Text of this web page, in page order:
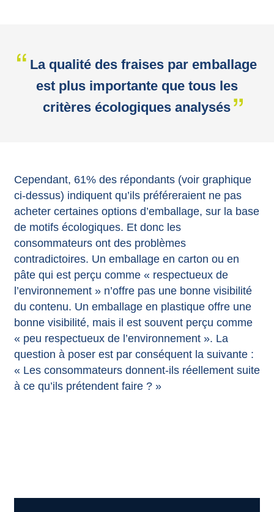
La qualité des fraises par emballage
est plus importante que tous les
critères écologiques analysés
Cependant, 61% des répondants (voir graphique
ci-dessus) indiquent qu’ils préféreraient ne pas
acheter certaines options d’emballage, sur la base
de motifs écologiques. Et donc les
consommateurs ont des problèmes
contradictoires. Un emballage en carton ou en
pâte qui est perçu comme « respectueux de
l’environnement » n’offre pas une bonne visibilité
du contenu. Un emballage en plastique offre une
bonne visibilité, mais il est souvent perçu comme
« peu respectueux de l’environnement ». La
question à poser est par conséquent la suivante :
« Les consommateurs donnent-ils réellement suite
à ce qu’ils prétendent faire ? »